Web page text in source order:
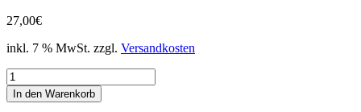
27,00€
inkl. 7 % MwSt. zzgl. Versandkosten
VW
Golf
7
In den Warenkorb